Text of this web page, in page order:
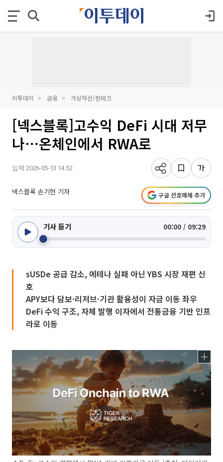
이투데이 금융 가상자산/핀테크
[넥스블록]고수익 DeFi 시대 저무
나⋯온체인에서 RWA로
입력 2026-05-13 14:52
넥스블록 손기현 기자 구글 선호매체 추가
기사 듣기 00:00 / 09:29
sUSDe 공급 감소, 에테나 실패 아닌 YBS 시장 재편 신
호
APY보다 담보·리저브·기관 활용성이 자금 이동 좌우
DeFi 수익 구조, 자체 발행 이자에서 전통금융 기반 인프
라로 이동